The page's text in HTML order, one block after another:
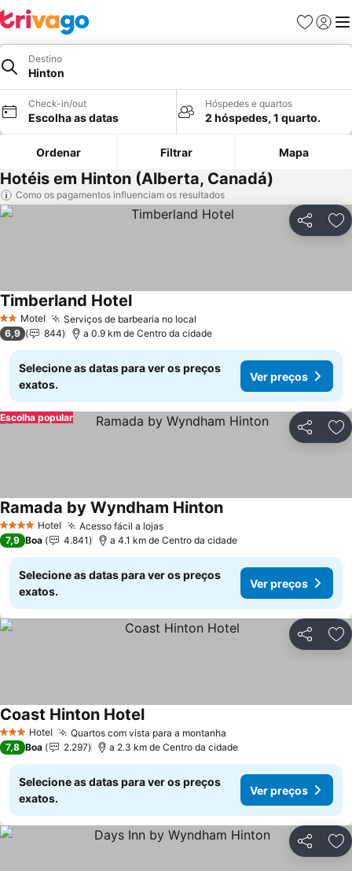
Favoritos
Iniciar
Destino
Hinton
Check-in/out
Escolha as datas
Hóspedes e quartos
2 hóspedes, 1 quarto.
Ordenar Filtrar Mapa
Hotéis em Hinton (Alberta, Canadá)
Como os pagamentos influenciam os resultados
Partilhar
2 Estrelas
Motel Serviços de barbearia no local
Timberland Hotel
6,9 844 a 0.9 km de Centro da cidade
Selecione as datas para ver os preços
exatos.
Ver preços
Partilhar
Escolha popular
4 EstrelasHotel Acesso fácil a lojas
Ramada by Wyndham Hinton
7,9 Boa 4.841 a 4.1 km de Centro da cidade
Selecione as datas para ver os preços
exatos.
Ver preços
Partilhar
3 EstrelasHotel Quartos com vista para a montanha
Coast Hinton Hotel
7,8 Boa 2.297 a 2.3 km de Centro da cidade
Selecione as datas para ver os preços
exatos.
Ver preços
Partilhar